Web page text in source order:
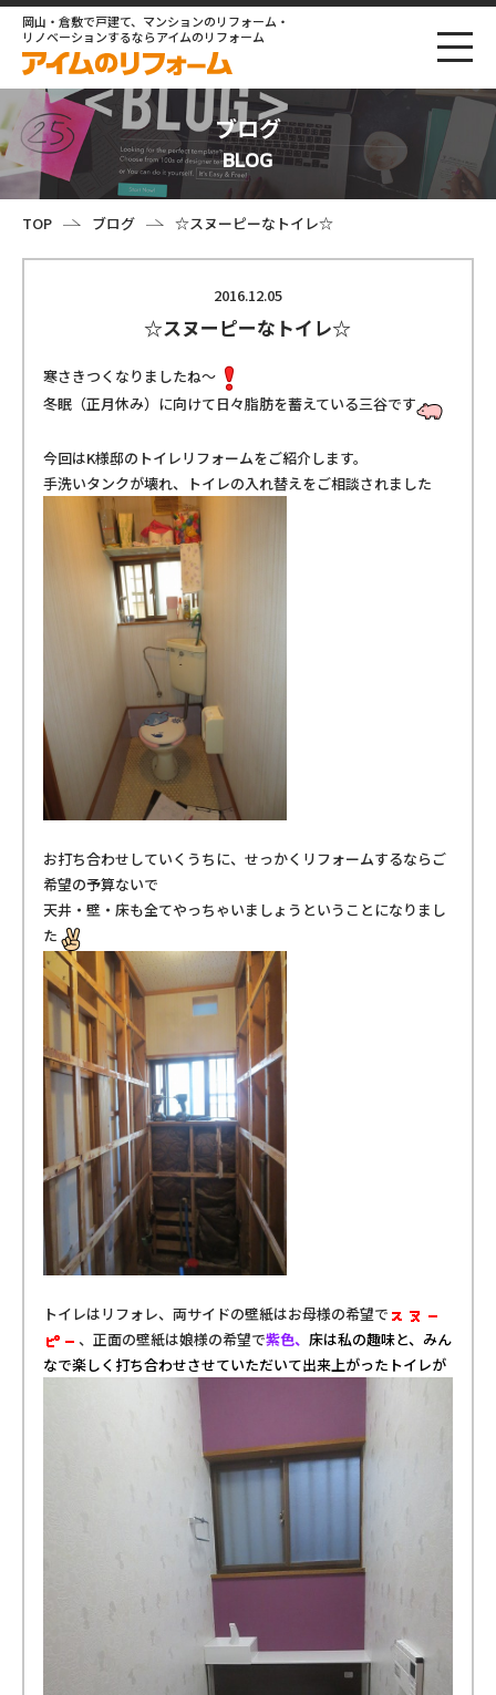
岡山・倉敷で戸建て、マンションのリフォーム・
リノベーションするならアイムのリフォーム
ブログ
BLOG
TOP ブログ ☆スヌーピーなトイレ☆
2016.12.05
☆スヌーピーなトイレ☆
寒さきつくなりましたね～
冬眠（正月休み）に向けて日々脂肪を蓄えている三谷です
今回はK様邸のトイレリフォームをご紹介します。
手洗いタンクが壊れ、トイレの入れ替えをご相談されました
お打ち合わせしていくうちに、せっかくリフォームするならご
希望の予算ないで
天井・壁・床も全てやっちゃいましょうということになりまし
た
トイレはリフォレ、両サイドの壁紙はお母様の希望で
、正面の壁紙は娘様の希望で紫色、床は私の趣味と、みん
なで楽しく打ち合わせさせていただいて出来上がったトイレが